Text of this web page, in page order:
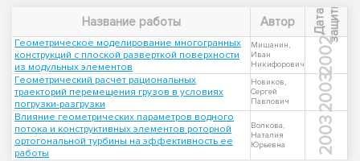
Название работы Автор Д
а
т
а
з
а
щ
и
т ы
Геометрическое моделирование многогранных
конструкций с плоской разверткой поверхности
из модульных элементов
Мишанин,
Иван
Никифорович
2002
Геометрический расчет рациональных
траекторий перемещения грузов в условиях
погрузки-разгрузки
Новиков,
Сергей
Павлович
2003
Влияние геометрических параметров водного
потока и конструктивных элементов роторной
ортогональной турбины на эффективность ее
работы
Волкова,
Наталия
Юрьевна
2003